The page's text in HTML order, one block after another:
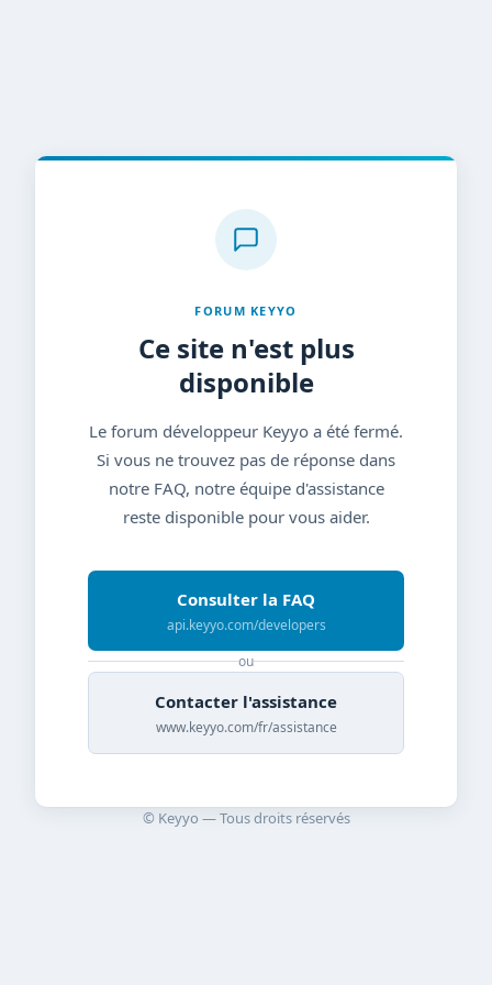
FORUM KEYYO
Ce site n'est plus
disponible
Le forum développeur Keyyo a été fermé.
Si vous ne trouvez pas de réponse dans
notre FAQ, notre équipe d'assistance
reste disponible pour vous aider.
Consulter la FAQ
api.keyyo.com/developers
ou
Contacter l'assistance
www.keyyo.com/fr/assistance
© Keyyo — Tous droits réservés